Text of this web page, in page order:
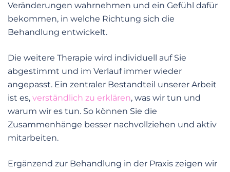
Veränderungen wahrnehmen und ein Gefühl dafür
bekommen, in welche Richtung sich die
Behandlung entwickelt.
Die weitere Therapie wird individuell auf Sie
abgestimmt und im Verlauf immer wieder
angepasst. Ein zentraler Bestandteil unserer Arbeit
ist es, verständlich zu erklären, was wir tun und
warum wir es tun. So können Sie die
Zusammenhänge besser nachvollziehen und aktiv
mitarbeiten.
Ergänzend zur Behandlung in der Praxis zeigen wir